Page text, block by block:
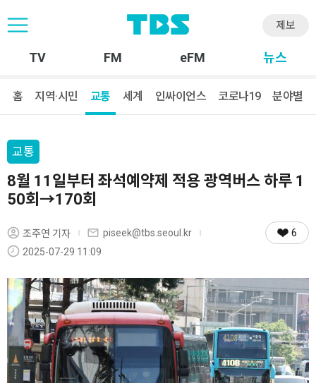
제보
TV FM eFM 뉴스
홈 지역·시민 교통 세계 인싸이언스 코로나19 분야별
교통
8월 11일부터 좌석예약제 적용 광역버스 하루 1
50회→170회
조주연 기자
piseek@tbs.seoul.kr
2025-07-29 11:09
6